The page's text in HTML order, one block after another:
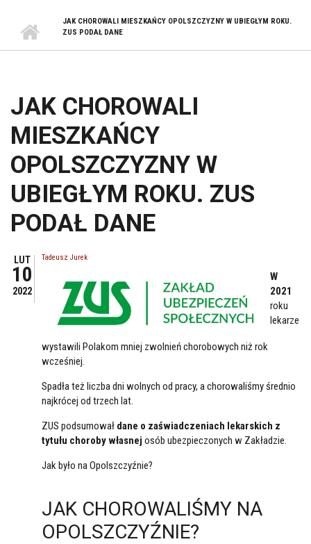
JAK CHOROWALI MIESZKAŃCY OPOLSZCZYZNY W UBIEGŁYM ROKU.
ZUS PODAŁ DANE
JAK CHOROWALI
MIESZKAŃCY
OPOLSZCZYZNY W
UBIEGŁYM ROKU. ZUS
PODAŁ DANE
LUT
10
2022
Tadeusz Jurek
W
2021
roku
lekarze
wystawili Polakom mniej zwolnień chorobowych niż rok
wcześniej.
Spadła też liczba dni wolnych od pracy, a chorowaliśmy średnio
najkrócej od trzech lat.
ZUS podsumował dane o zaświadczeniach lekarskich z
tytułu choroby własnej osób ubezpieczonych w Zakładzie.
Jak było na Opolszczyźnie?
JAK CHOROWALIŚMY NA
OPOLSZCZYŹNIE?